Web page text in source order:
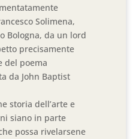
Solimena,
Bologna, da un lord
precisamente
del poema
da John Baptist
storia dell’arte e
siano in parte
possa rivelarsene